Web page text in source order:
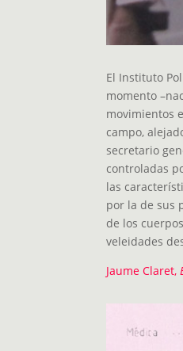
El Instituto
momento
movimientos
campo,
secretario
controladas
las
por la de sus
de los
veleidades
Jaume Claret,